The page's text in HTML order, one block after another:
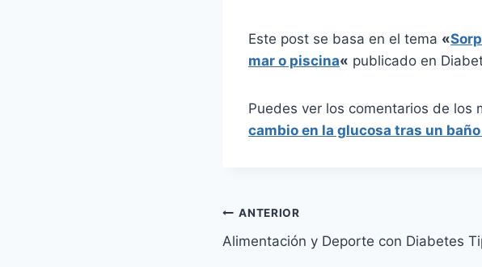
Este post se basa en el tema «
mar o piscina« publicado en
Puedes ver los comentarios de los
cambio en la glucosa tras un
Navegación
de
ANTERIOR
Alimentación y Deporte con Diabetes